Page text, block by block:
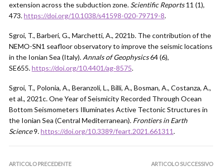
extension across the subduction zone. Scientific Reports11 (1),
473.https://doi.org/10.1038/s41598-020-79719-8.
Sgroi, T., Barberi, G., Marchetti, A., 2021b. The contribution of the
NEMO-SN1 seafloor observatory to improve the seismic locations
in the Ionian Sea (Italy).Annals of Geophysics64 (6),
SE655.https://doi.org/10.4401/ag-8575.
Sgroi, T., Polonia, A., Beranzoli, L., Billi, A., Bosman, A., Costanza, A.,
et al., 2021c. One Year of Seismicity Recorded Through Ocean
Bottom Seismometers Illuminates Active Tectonic Structures in
the Ionian Sea (Central Mediterranean). Frontiers in Earth
Science9.https://doi.org/10.3389/feart.2021.661311.
ARTICOLO PRECEDENTE ARTICOLO SUCCESSIVO